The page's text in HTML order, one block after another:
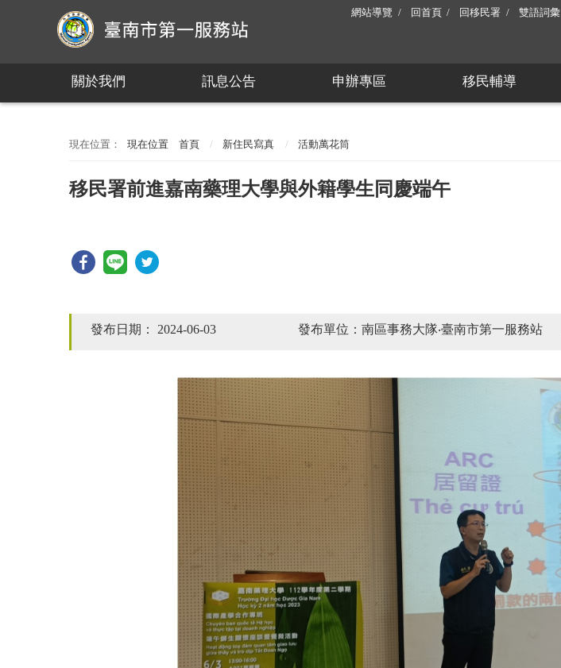
網站導覽 回首頁 回移民署 雙語詞彙
關於我們 訊息公告 申辦專區 移民輔導
現在位置 首頁 新住民寫真 活動萬花筒
移民署前進嘉南藥理大學與外籍學生同慶端午
發布日期： 2024-06-03 發布單位：南區事務大隊‧臺南市第一服務站